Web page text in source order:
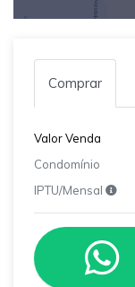
Comprar
Valor Venda
Condomínio
IPTU/Mensal